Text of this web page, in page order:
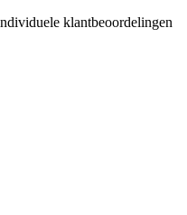
klantbeoordelingen